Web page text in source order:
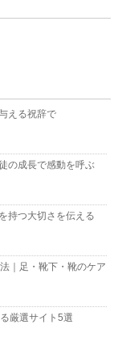
える祝辞で
の成長で感動を呼ぶ
持つ大切さを伝える
｜足・靴下・靴のケア
厳選サイト5選